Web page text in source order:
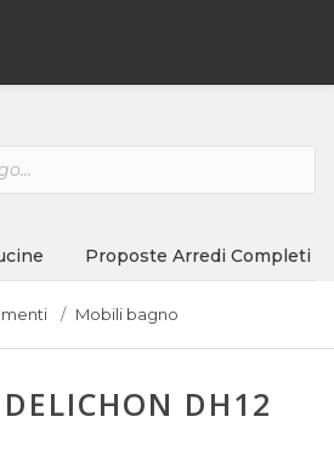
Proposte Arredi Completi
Mobili bagno
DH12